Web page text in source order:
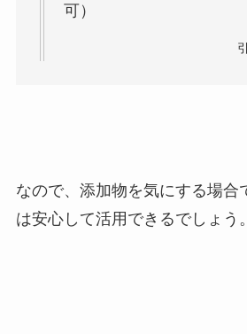
可）
なので、添加物を気にする場合
は安心して活用できるでしょう。